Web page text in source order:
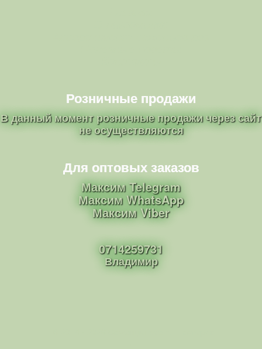
Розничные продажи
В данный момент розничные продажи через сайт
не осуществляются
Для оптовых заказов
Максим Telegram
Максим WhatsApp
Максим Viber
0714259731
Владимир